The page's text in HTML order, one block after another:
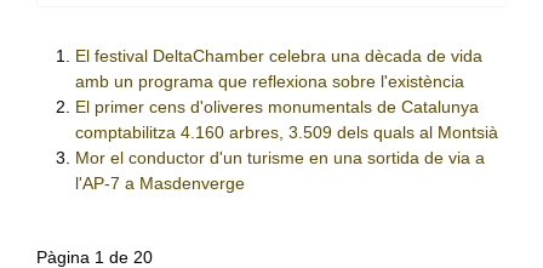
El festival DeltaChamber celebra una dècada de vida
amb un programa que reflexiona sobre l'existència
El primer cens d'oliveres monumentals de Catalunya
comptabilitza 4.160 arbres, 3.509 dels quals al Montsià
Mor el conductor d'un turisme en una sortida de via a
l'AP-7 a Masdenverge
Pàgina 1 de 20